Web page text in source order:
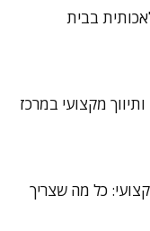
בבית
מקצועי במרכז
כל מה שצריך